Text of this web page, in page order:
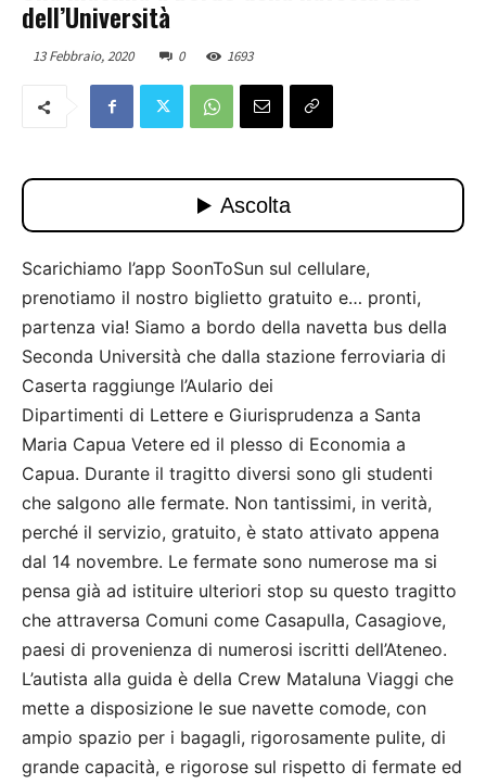
dell’Università
13 Febbraio, 2020 0 1693
Scarichiamo l’app SoonToSun sul cellulare,
prenotiamo il nostro biglietto gratuito e… pronti,
partenza via! Siamo a bordo della navetta bus della
Seconda Università che dalla stazione ferroviaria di
Caserta raggiunge l’Aulario dei
Dipartimenti di Lettere e Giurisprudenza a Santa
Maria Capua Vetere ed il plesso di Economia a
Capua. Durante il tragitto diversi sono gli studenti
che salgono alle fermate. Non tantissimi, in verità,
perché il servizio, gratuito, è stato attivato appena
dal 14 novembre. Le fermate sono numerose ma si
pensa già ad istituire ulteriori stop su questo tragitto
che attraversa Comuni come Casapulla, Casagiove,
paesi di provenienza di numerosi iscritti dell’Ateneo.
L’autista alla guida è della Crew Mataluna Viaggi che
mette a disposizione le sue navette comode, con
ampio spazio per i bagagli, rigorosamente pulite, di
grande capacità, e rigorose sul rispetto di fermate ed